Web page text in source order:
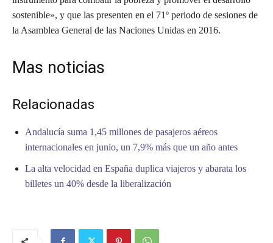
sostenible», y que las presenten en el 71º periodo de sesiones de
la Asamblea General de las Naciones Unidas en 2016.
Mas noticias
Relacionadas
Andalucía suma 1,45 millones de pasajeros aéreos
internacionales en junio, un 7,9% más que un año antes
La alta velocidad en España duplica viajeros y abarata los
billetes un 40% desde la liberalización